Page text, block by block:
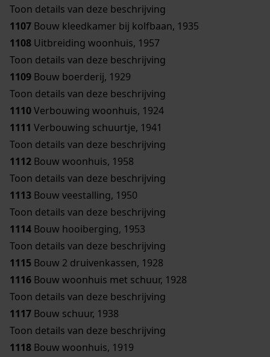
Toon details van deze beschrijving
1107 Bouw kleedkamer bij kolfbaan, 1935
1108 Uitbreiding woonhuis, 1957
Toon details van deze beschrijving
1109 Bouw boerderij, 1929
Toon details van deze beschrijving
1110Verbouwing woonhuis, 1924
1111 Verbouwing schuurtje, 1941
Toon details van deze beschrijving
1112 Bouw woonhuis, 1958
Toon details van deze beschrijving
1113 Bouw veestalling, 1950
Toon details van deze beschrijving
1114 Bouw hooiberging, 1953
Toon details van deze beschrijving
1115 Bouw 2 druivenkassen, 1928
1116 Bouw woonhuis met schuur, 1928
Toon details van deze beschrijving
1117 Bouw schuur, 1938
Toon details van deze beschrijving
1118 Bouw woonhuis, 1919